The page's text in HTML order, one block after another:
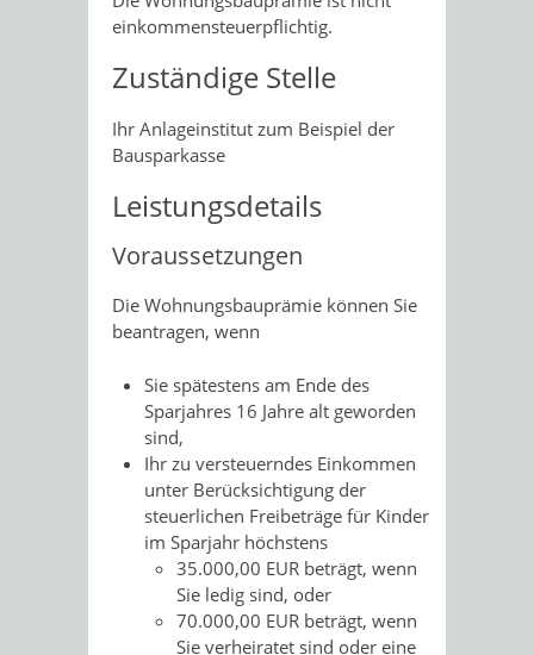
einkommensteuerpflichtig.
Zuständige Stelle
Ihr Anlageinstitut zum Beispiel der
Bausparkasse
Leistungsdetails
Voraussetzungen
Die Wohnungsbauprämie können Sie
beantragen, wenn
Sie spätestens am Ende des
Sparjahres 16 Jahre alt geworden
sind,
Ihr zu versteuerndes Einkommen
unter Berücksichtigung der
steuerlichen Freibeträge für Kinder
im Sparjahr höchstens
35.000,00 EUR beträgt, wenn
Sie ledig sind, oder
70.000,00 EUR beträgt, wenn
Sie verheiratet sind oder eine